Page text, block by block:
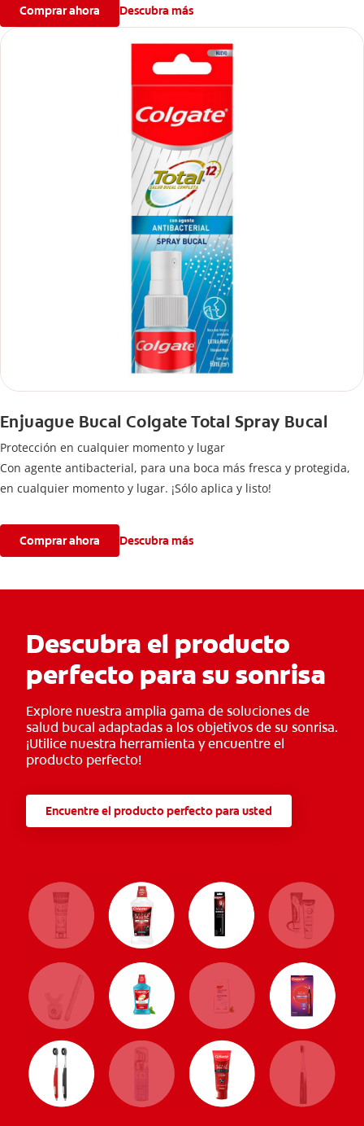
Comprar ahora Descubra más
Enjuague Bucal Colgate Total Spray Bucal
Protección en cualquier momento y lugar
Con agente antibacterial, para una boca más fresca y protegida,
en cualquier momento y lugar. ¡Sólo aplica y listo!
Comprar ahora Descubra más
Descubra el producto
perfecto para su sonrisa
Explore nuestra amplia gama de soluciones de
salud bucal adaptadas a los objetivos de su sonrisa.
¡Utilice nuestra herramienta y encuentre el
producto perfecto!
Encuentre el producto perfecto para usted